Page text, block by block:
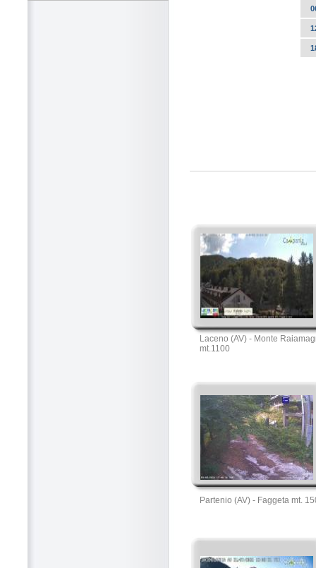
Laceno (AV) - Monte
mt.1100
Partenio (AV) - Faggeta mt.